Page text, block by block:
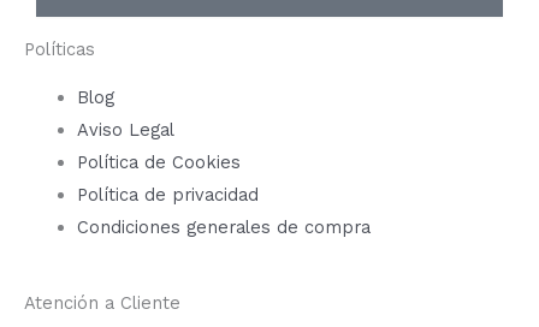
Políticas
Blog
Aviso Legal
Política de Cookies
Política de privacidad
Condiciones generales de compra
Atención a Cliente